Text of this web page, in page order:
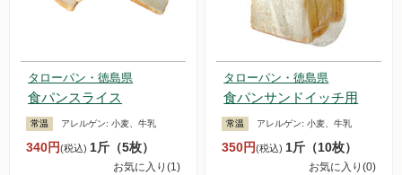
タローパン・徳島県
食パンスライス
常温 アレルゲン: 小麦、牛乳
340円(税込) 1斤（5枚）
お気に入り(1)
タローパン・徳島県
食パンサンドイッチ用
常温 アレルゲン:小麦、牛乳
350円(税込)1斤（10枚）
お気に入り(0)